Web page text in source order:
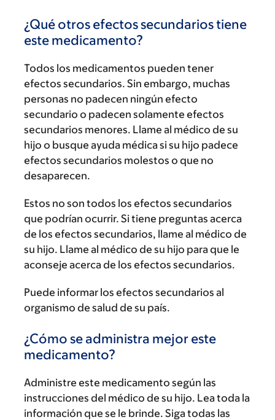
¿Qué otros efectos secundarios tiene
este medicamento?
Todos los medicamentos pueden tener
efectos secundarios. Sin embargo, muchas
personas no padecen ningún efecto
secundario o padecen solamente efectos
secundarios menores. Llame al médico de su
hijo o busque ayuda médica si su hijo padece
efectos secundarios molestos o que no
desaparecen.
Estos no son todos los efectos secundarios
que podrían ocurrir. Si tiene preguntas acerca
de los efectos secundarios, llame al médico de
su hijo. Llame al médico de su hijo para que le
aconseje acerca de los efectos secundarios.
Puede informar los efectos secundarios al
organismo de salud de su país.
¿Cómo se administra mejor este
medicamento?
Administre este medicamento según las
instrucciones del médico de su hijo. Lea toda la
información que se le brinde. Siga todas las